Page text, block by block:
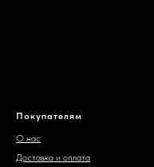
Покупателям
О нас
Доставка и оплата